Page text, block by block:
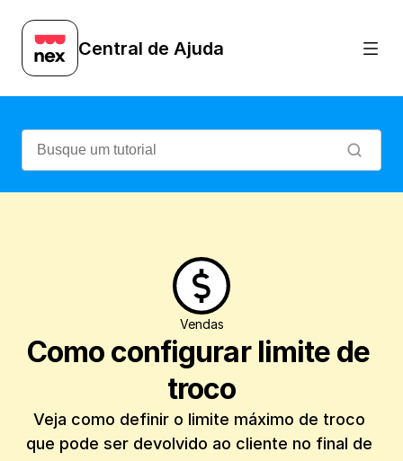
Central de Ajuda
Vendas
Como configurar limite de
troco
Veja como definir o limite máximo de troco
que pode ser devolvido ao cliente no final de